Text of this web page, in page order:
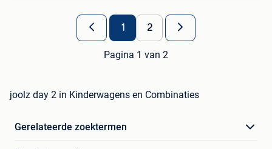
1 2
Pagina 1 van 2
joolz day 2 in Kinderwagens en Combinaties
Gerelateerde zoektermen